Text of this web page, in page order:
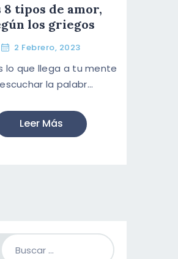
8 tipos de amor,
los griegos
2 Febrero, 2023
lo que llega a tu mente
la palabr...
Leer Más